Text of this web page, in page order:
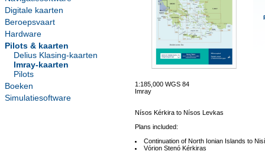
Digitale kaarten
Beroepsvaart
Hardware
Pilots & kaarten
Delius Klasing-kaarten
Imray-kaarten
Pilots
Boeken
Simulatiesoftware
1:185,000 WGS 84
Imray
Nísos Kérkira to Nísos Levkas
Plans included:
Continuation of North Ionian Islands to
Vórion Stenó Kérkiras